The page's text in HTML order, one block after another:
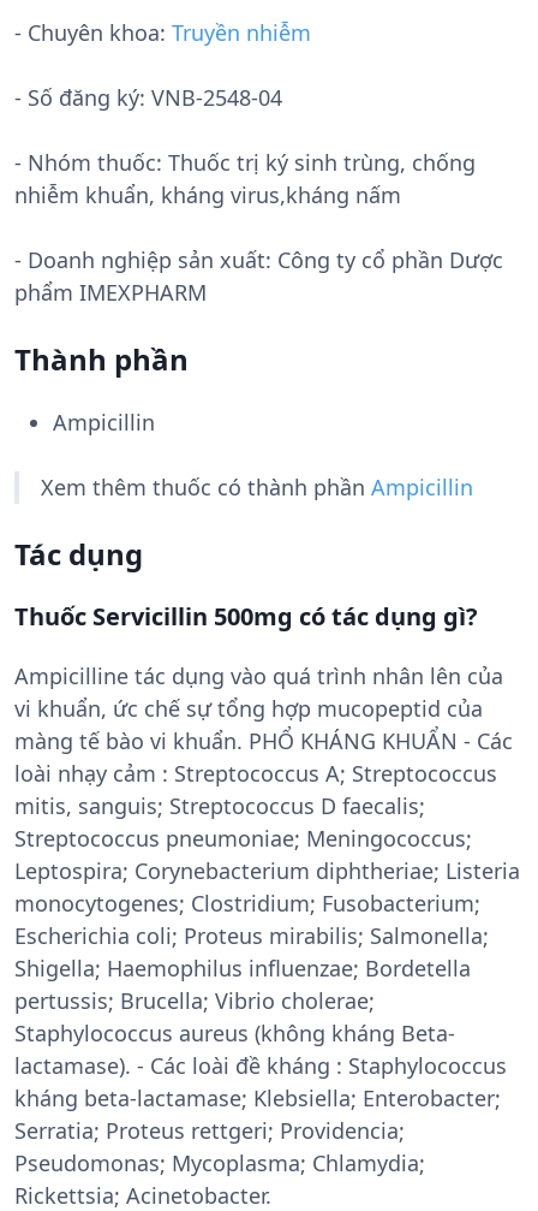
- Chuyên khoa: Truyền nhiễm
- Số đăng ký: VNB-2548-04
- Nhóm thuốc: Thuốc trị ký sinh trùng, chống
nhiễm khuẩn, kháng virus,kháng nấm
- Doanh nghiệp sản xuất: Công ty cổ phần Dược
phẩm IMEXPHARM
Thành phần
Ampicillin
Xem thêm thuốc có thành phần Ampicillin
Tác dụng
Thuốc Servicillin 500mg có tác dụng gì?
Ampicilline tác dụng vào quá trình nhân lên của
vi khuẩn, ức chế sự tổng hợp mucopeptid của
màng tế bào vi khuẩn. PHỔ KHÁNG KHUẨN - Các
loài nhạy cảm : Streptococcus A; Streptococcus
mitis, sanguis; Streptococcus D faecalis;
Streptococcus pneumoniae; Meningococcus;
Leptospira; Corynebacterium diphtheriae; Listeria
monocytogenes; Clostridium; Fusobacterium;
Escherichia coli; Proteus mirabilis; Salmonella;
Shigella; Haemophilus influenzae; Bordetella
pertussis; Brucella; Vibrio cholerae;
Staphylococcus aureus (không kháng Beta-
lactamase). - Các loài đề kháng : Staphylococcus
kháng beta-lactamase; Klebsiella; Enterobacter;
Serratia; Proteus rettgeri; Providencia;
Pseudomonas; Mycoplasma; Chlamydia;
Rickettsia; Acinetobacter.